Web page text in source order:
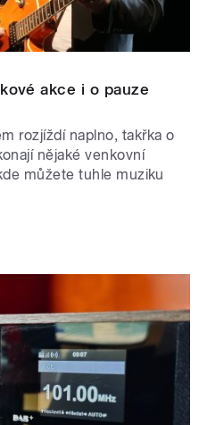
akce i o pauze
rozjíždí naplno, takřka o
nějaké venkovní
můžete tuhle muziku